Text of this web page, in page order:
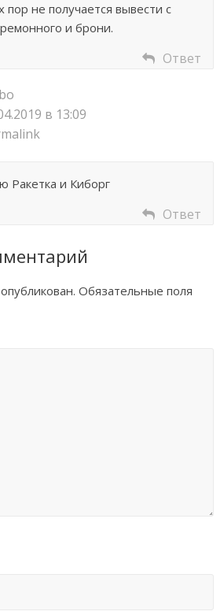
пор не получается вывести с
и брони.
Ответ
в 13:09
Ракетка и Киборг
Ответ
Обязательные поля